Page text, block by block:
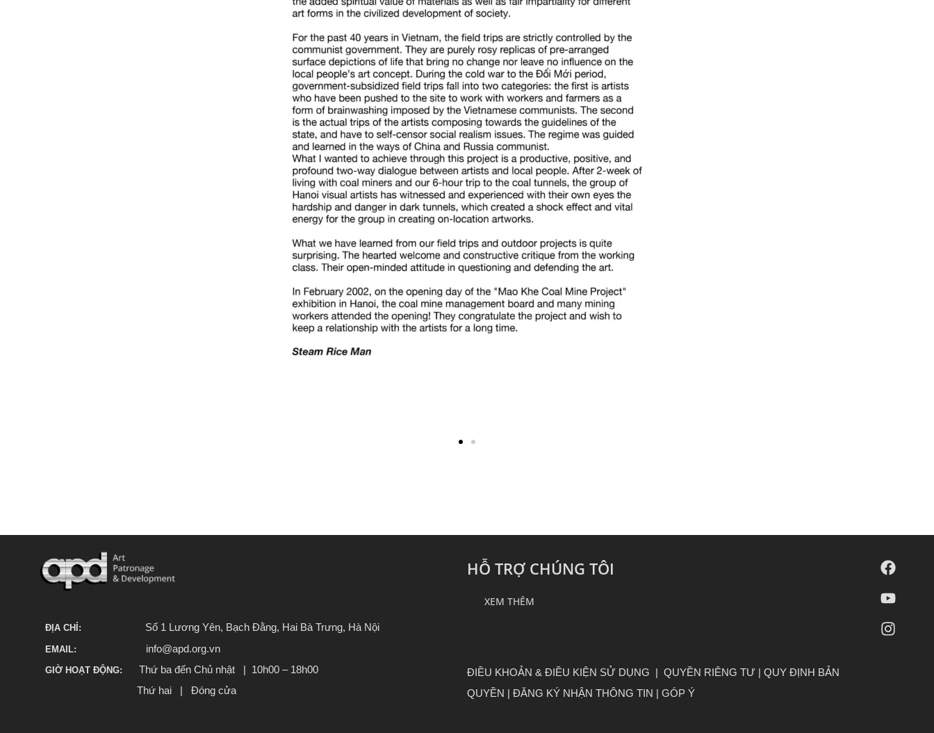
ĐỊA CHỈ: Số 1 Lương Yên, Bạch Đằng, Hai Bà Trưng, Hà Nội
EMAIL: info@apd.org.vn
GIỜ HOẠT ĐỘNG:
Thứ ba đến Chủ nhật | 10h00 – 18h00
Thứ hai | Đóng cửa
HỖ TRỢ CHÚNG TÔI
XEM THÊM
ĐIỀU KHOẢN & ĐIỀU KIỆN SỬ DỤNG |QUYỀN RIÊNG TƯ |QUY ĐỊNH BẢN
QUYỀN |ĐĂNG KÝ NHẬN THÔNG TIN |GÓP Ý